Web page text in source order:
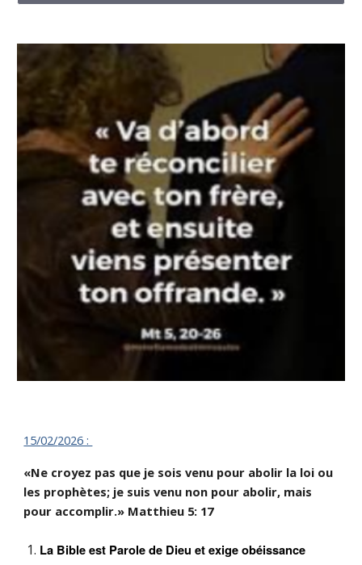
15/02/2026 :
«Ne croyez pas que je sois venu pour abolir la loi ou
les prophètes; je suis venu non pour abolir, mais
pour accomplir.» Matthieu 5: 17
La Bible est Parole de Dieu et exige obéissance